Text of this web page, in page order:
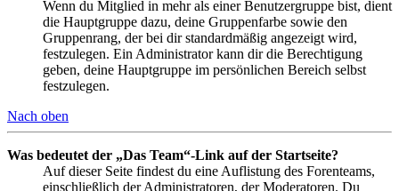
Wenn du Mitglied in mehr als einer Benutzergruppe bist, dient
die Hauptgruppe dazu, deine Gruppenfarbe sowie den
Gruppenrang, der bei dir standardmäßig angezeigt wird,
festzulegen. Ein Administrator kann dir die Berechtigung
geben, deine Hauptgruppe im persönlichen Bereich selbst
festzulegen.
Nach oben
Was bedeutet der „Das Team“-Link auf der Startseite?
Auf dieser Seite findest du eine Auflistung des Forenteams,
einschließlich der Administratoren, der Moderatoren. Du